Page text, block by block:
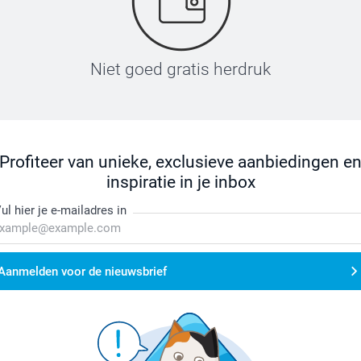
Niet goed gratis herdruk
Profiteer van unieke, exclusieve aanbiedingen en
inspiratie in je inbox
hier je e-mailadres in
voor de nieuwsbrief